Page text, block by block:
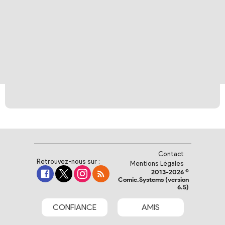
Retrouvez-nous sur :
Contact
Mentions Légales
2013-2026 ©
Comic.Systems (version
6.5)
CONFIANCE AMIS